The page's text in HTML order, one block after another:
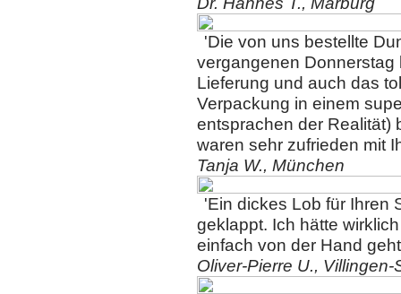
'Die von uns bestellte
vergangenen
Lieferung und auch das
Verpackung in einem
entsprachen der Realität)
waren sehr zufrieden mit
Tanja W., München
'Ein dickes Lob für Ihren
geklappt. Ich hätte
einfach von der Hand
Oliver-Pierre U.,